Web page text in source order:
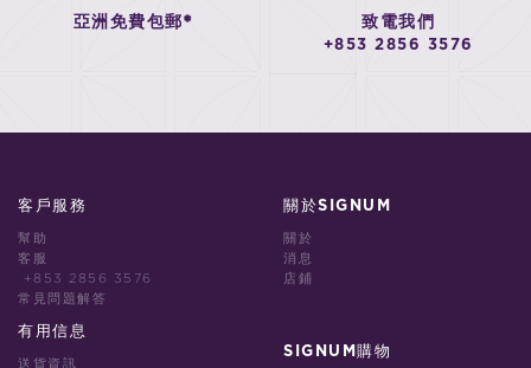
亞洲免費包郵* 致電我們
+853 2856 3576
客戶服務
幫助
客服
+853 2856 3576
常見問題解答
有用信息
送貨資訊
關於SIGNUM
關於
消息
店鋪
SIGNUM購物